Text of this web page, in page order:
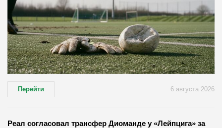
Перейти 6 августа 2026
Реал согласовал трансфер Диоманде у «Лейпцига» за